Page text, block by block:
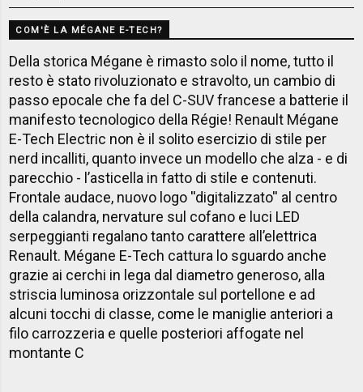
COM'È LA MÉGANE E-TECH?
Della storica Mégane è rimasto solo il nome, tutto il
resto è stato rivoluzionato e stravolto, un cambio di
passo epocale che fa del C-SUV francese a batterie il
manifesto tecnologico della Régie! Renault Mégane
E-Tech Electric non è il solito esercizio di stile per
nerd incalliti, quanto invece un modello che alza - e di
parecchio - l’asticella in fatto di stile e contenuti.
Frontale audace, nuovo logo ''digitalizzato'' al centro
della calandra, nervature sul cofano e luci LED
serpeggianti regalano tanto carattere all’elettrica
Renault. Mégane E-Tech cattura lo sguardo anche
grazie ai cerchi in lega dal diametro generoso, alla
striscia luminosa orizzontale sul portellone e ad
alcuni tocchi di classe, come le maniglie anteriori a
filo carrozzeria e quelle posteriori affogate nel
montante C